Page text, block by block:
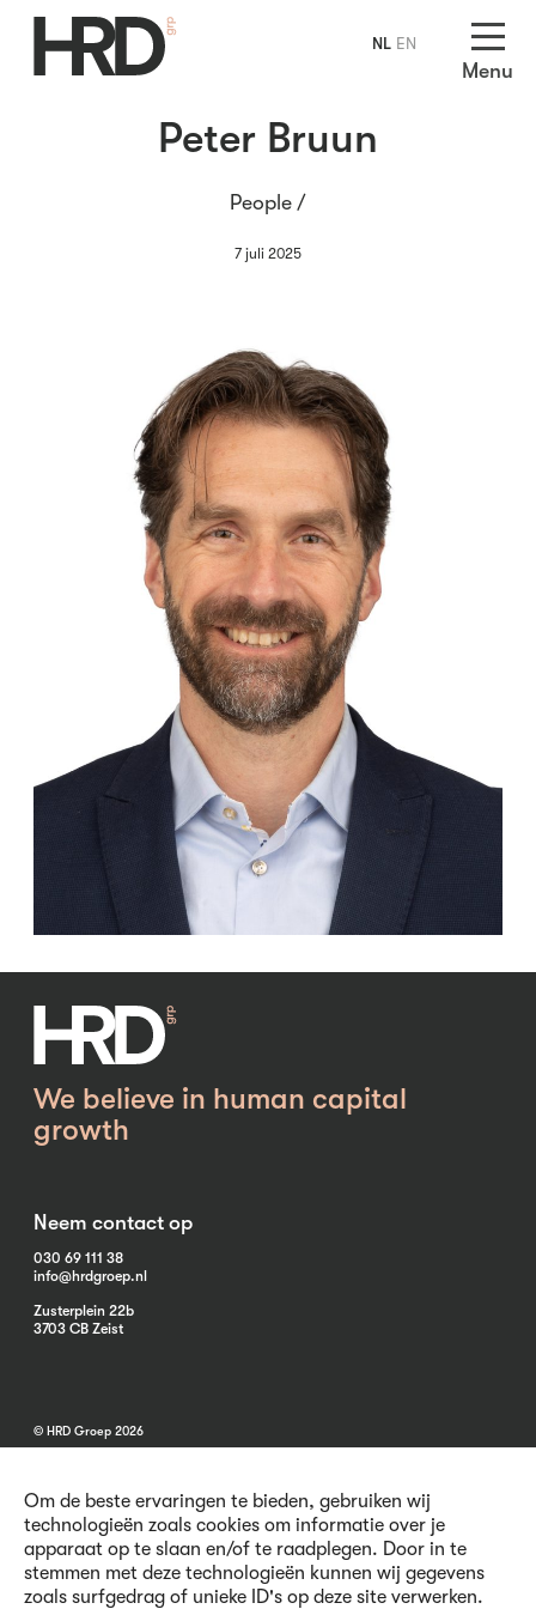
Om de beste ervaringen te bieden, gebruiken wij
technologieën zoals cookies om informatie over je
apparaat op te slaan en/of te raadplegen. Door in te
stemmen met deze technologieën kunnen wij gegevens
zoals surfgedrag of unieke ID's op deze site verwerken.
Menu
Peter Bruun
People /
7 juli 2025
We believe in human capital
growth
Neem contact op
030 69 111 38
info@hrdgroep.nl
Zusterplein 22b
3703 CB Zeist
© HRD Groep 2026
Algemene informatie
NL EN